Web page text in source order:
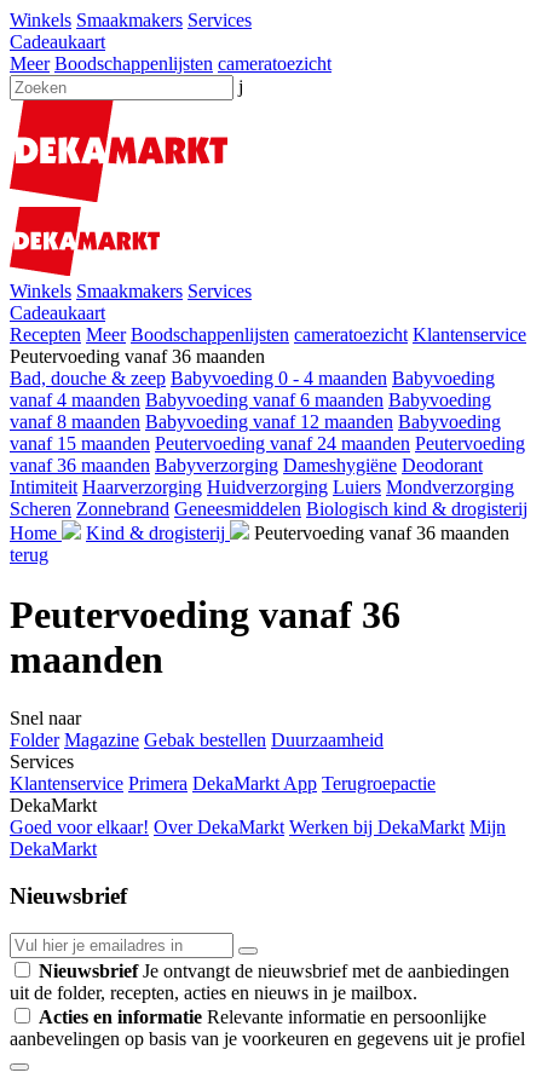
Winkels Smaakmakers Services
Cadeaukaart
Meer Boodschappenlijsten cameratoezicht
j
Winkels Smaakmakers Services
Cadeaukaart
Recepten Meer Boodschappenlijsten cameratoezicht Klantenservice
Peutervoeding vanaf 36 maanden
Bad, douche & zeep Babyvoeding 0 - 4 maanden Babyvoeding
vanaf 4 maanden Babyvoeding vanaf 6 maanden Babyvoeding
vanaf 8 maanden Babyvoeding vanaf 12 maanden Babyvoeding
vanaf 15 maanden Peutervoeding vanaf 24 maanden Peutervoeding
vanaf 36 maanden Babyverzorging Dameshygiëne Deodorant
Intimiteit Haarverzorging Huidverzorging Luiers Mondverzorging
Scheren Zonnebrand Geneesmiddelen Biologisch kind & drogisterij
Home
Kind & drogisterij
Peutervoeding vanaf 36 maanden
terug
Peutervoeding vanaf 36
maanden
Snel naar
Folder Magazine Gebak bestellen Duurzaamheid
Services
Klantenservice Primera DekaMarkt App Terugroepactie
DekaMarkt
Goed voor elkaar! Over DekaMarkt Werken bij DekaMarkt Mijn
DekaMarkt
Nieuwsbrief
NieuwsbriefJe ontvangt de nieuwsbrief met de aanbiedingen
uit de folder, recepten, acties en nieuws in je mailbox.
Acties en informatie Relevante informatie en persoonlijke
aanbevelingen op basis van je voorkeuren en gegevens uit je profiel